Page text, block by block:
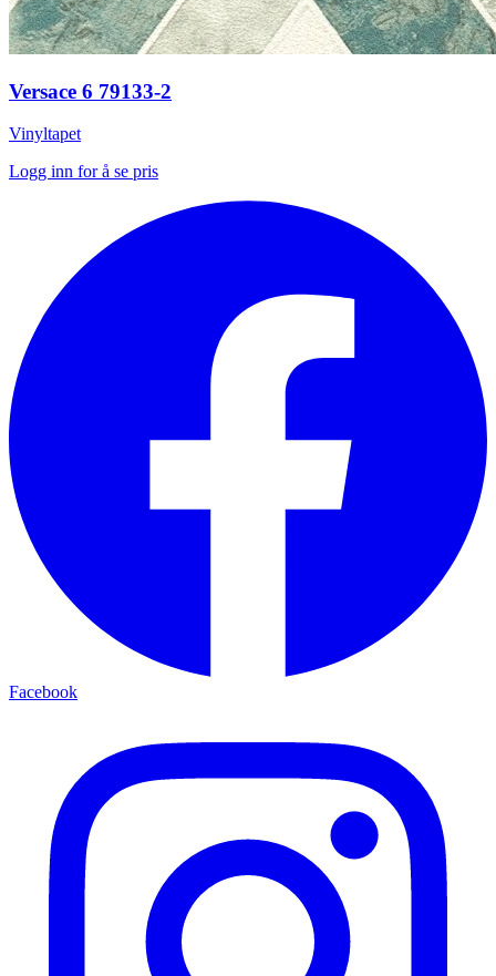
Versace 6 79133-2
Vinyltapet
Logg inn for å se pris
Facebook